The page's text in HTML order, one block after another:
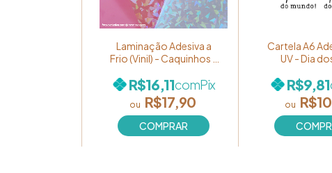
Laminação Adesiva a
Frio (Vinil) - Caquinhos -
R$17,90
R$16,11comPix
Cartela A6
UV - Dia
pai do
PRETO Ref.
R$9,81